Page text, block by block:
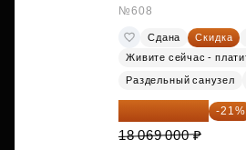
№608
Сдана Скидка
Живите сейчас -
Раздельный санузел
14 274 510 ₽ -21%
18 069 000 ₽